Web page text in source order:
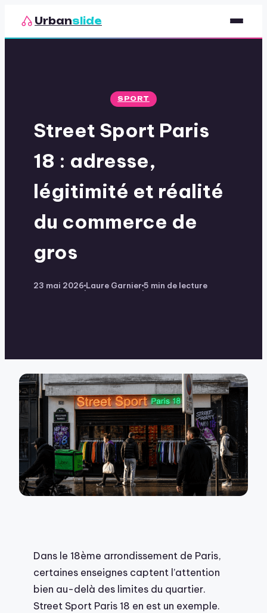
Urbanslide
Loisirs
SPORT
Street Sport Paris
18 : adresse,
légitimité et réalité
du commerce de
gros
23 mai 2026
·
Laure Garnier
·
5 min de lecture
Dans le 18ème arrondissement de Paris,
certaines enseignes captent l’attention
bien au-delà des limites du quartier.
Street Sport Paris 18 en est un exemple.